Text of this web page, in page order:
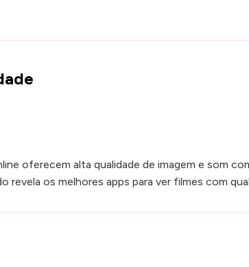
oferecem alta qualidade de imagem e som
os melhores apps para ver filmes com